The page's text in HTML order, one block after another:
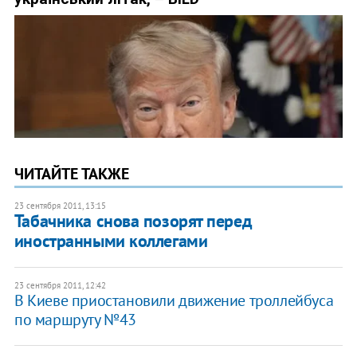
ЧИТАЙТЕ ТАКЖЕ
23 сентября 2011, 13:15
Табачника снова позорят перед
иностранными коллегами
23 сентября 2011, 12:42
В Киеве приостановили движение троллейбуса
по маршруту №43